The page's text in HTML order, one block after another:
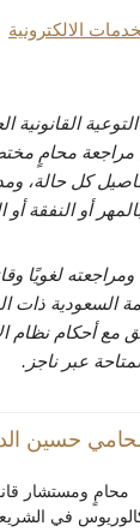
الالكترونية
القانونية
محامٍ
كل حالة،
أو النفقة أو
السعودية
مع أحكام نظام
عبر ناجز.
حسين
محامٍ ومستشار
في